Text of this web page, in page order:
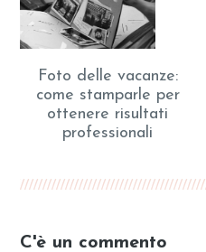
Foto delle vacanze:
come stamparle per
ottenere risultati
professionali
C'è un commento